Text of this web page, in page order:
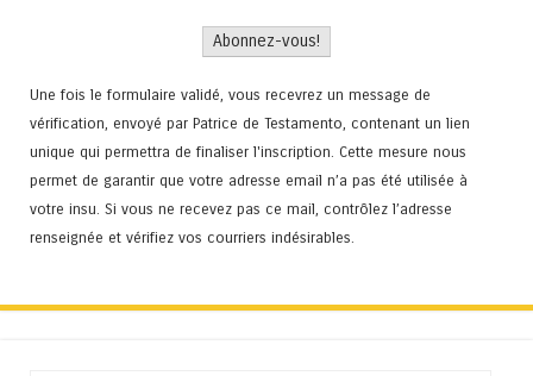
Une fois le formulaire validé, vous recevrez un message de
vérification, envoyé par Patrice de Testamento, contenant un lien
unique qui permettra de finaliser l'inscription. Cette mesure nous
permet de garantir que votre adresse email n’a pas été utilisée à
votre insu. Si vous ne recevez pas ce mail, contrôlez l’adresse
renseignée et vérifiez vos courriers indésirables.